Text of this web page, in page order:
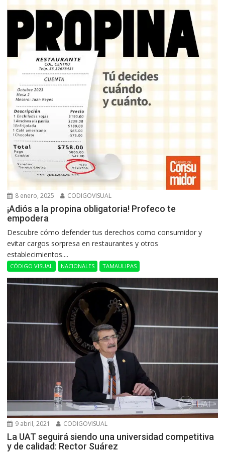
8 enero, 2025 CODIGOVISUAL
¡Adiós a la propina obligatoria! Profeco te
empodera
Descubre cómo defender tus derechos como consumidor y
evitar cargos sorpresa en restaurantes y otros
establecimientos....
CÓDIGO VISUAL NACIONALES TAMAULIPAS
9 abril, 2021 CODIGOVISUAL
La UAT seguirá siendo una universidad competitiva
y de calidad: Rector Suárez